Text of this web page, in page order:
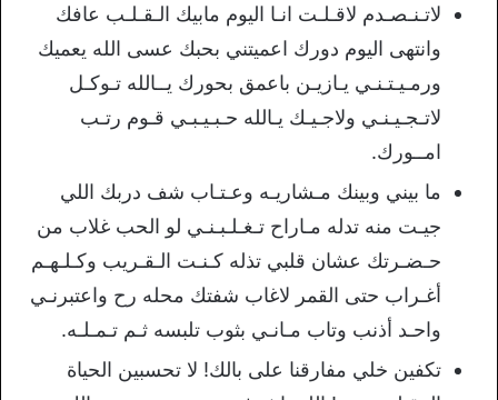
لاتـنـصـدم لاقـلـت انـا اليوم مابيك الـقـلـب عافك
وانتهى اليوم دورك اعميتني بحبك عسى الله يعميك
ورمـيـتـنـي يـازيـن باعمق بحورك يــالله تـوكـل
لاتـجـيـنـي ولاجـيـك يـالله حـبـيـبـي قـوم رتـب
امــورك.
ما بيني وبينك مـشاريـه وعـتـاب شف دربك اللي
جيـت منه تدله مـاراح تـغـلـبـنـي لو الحب غلاب من
حـضـرتك عشان قلبي تذله كـنـت الـقـريب وكـلـهـم
أغـراب حتى القمر لاغاب شفتك محله رح واعتبرنـي
واحـد أذنب وتاب مـانـي بثوب تلبسه ثـم تـمـلـه.
تكفين خلي مفارقنا على بالك! لا تحسبين الحياة